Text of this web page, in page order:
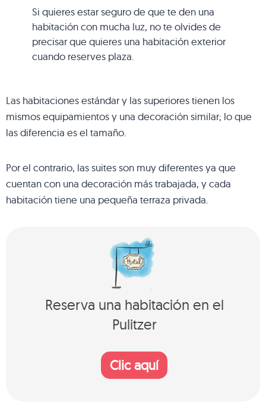
Si quieres estar seguro de que te den una
habitación con mucha luz, no te olvides de
precisar que quieres una habitación exterior
cuando reserves plaza.
Las habitaciones estándar y las superiores tienen los
mismos equipamientos y una decoración similar; lo que
las diferencia es el tamaño.
Por el contrario, las suites son muy diferentes ya que
cuentan con una decoración más trabajada, y cada
habitación tiene una pequeña terraza privada.
Reserva una habitación en el
Pulitzer
Clic aquí